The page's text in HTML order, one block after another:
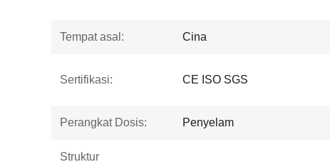
Tempat asal: Cina
Sertifikasi: CE ISO SGS
Perangkat Dosis: Penyelam
Struktur